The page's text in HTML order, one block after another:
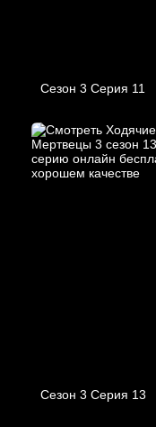
Сезон 3 Серия 11
Сезон 3 Серия 13